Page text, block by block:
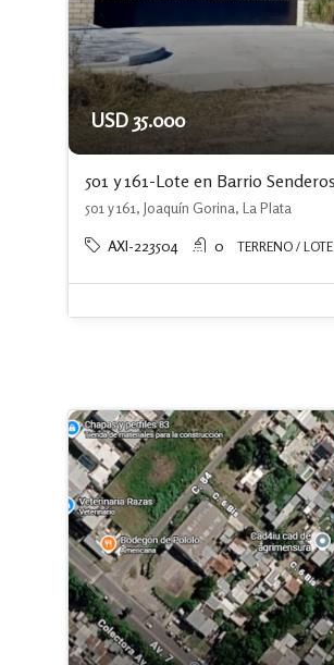
USD 35.000
501 y 161, Joaquín Gorina, La Plata
AXI-223504 0 TERRENO / LOTE